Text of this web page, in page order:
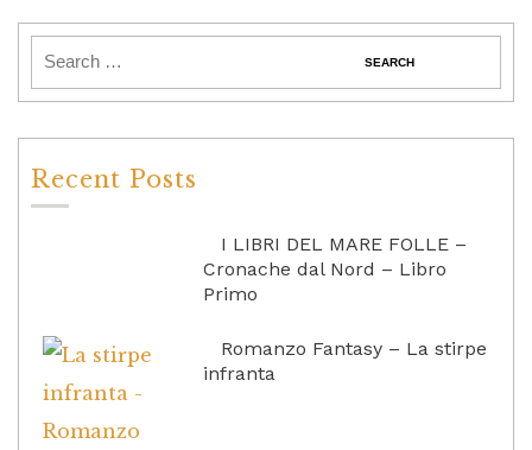
Recent Posts
I LIBRI DEL MARE FOLLE –
Cronache dal Nord – Libro
Primo
Romanzo Fantasy – La stirpe
infranta